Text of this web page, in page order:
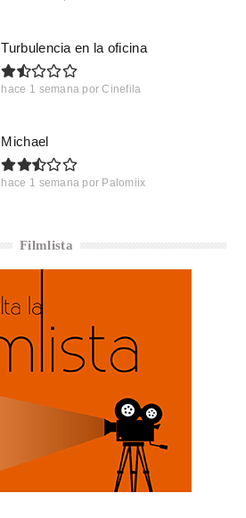
Turbulencia en la oficina
hace 1 semana por Cinefila
Michael
hace 1 semana por Palomiix
Filmlista